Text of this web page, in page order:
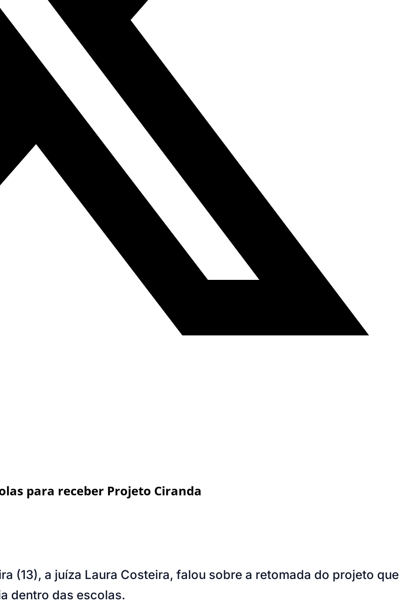
para receber Projeto Ciranda
(13), a juíza Laura Costeira, falou sobre a retomada do projeto que
dentro das escolas.